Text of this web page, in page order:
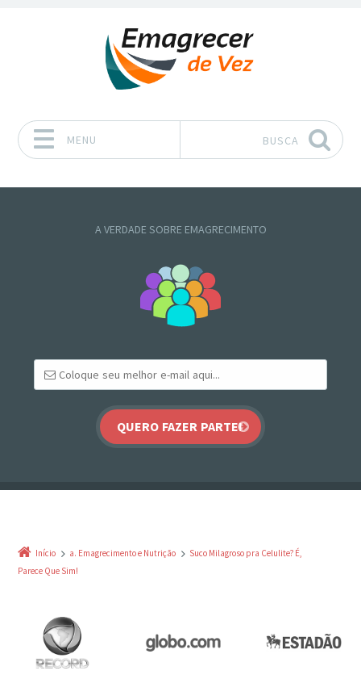
MENU BUSCA
A VERDADE SOBRE EMAGRECIMENTO
Início a. Emagrecimento e Nutrição
Suco Milagroso pra Celulite? É,
Parece Que Sim!